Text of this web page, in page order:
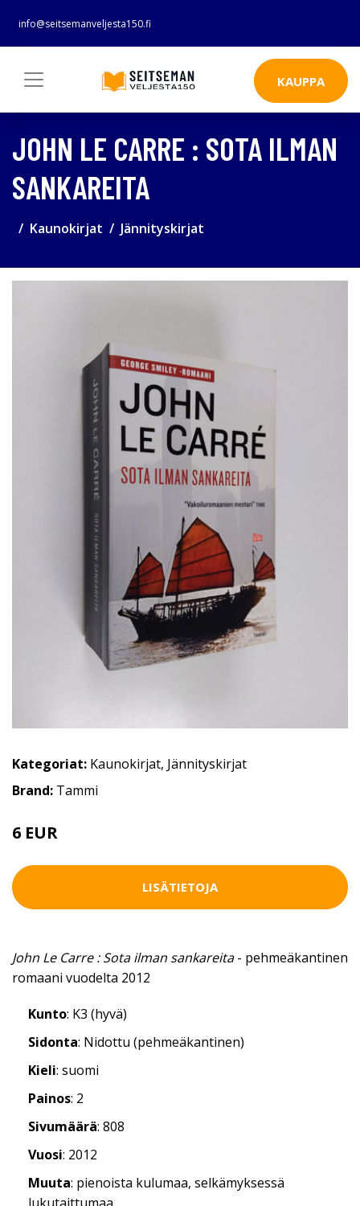
info@seitsemanveljesta150.fi
KAUPPA
JOHN LE CARRE : SOTA ILMAN
SANKAREITA
Kaunokirjat Jännityskirjat
Kategoriat: Kaunokirjat, Jännityskirjat
Brand: Tammi
6 EUR
LISÄTIETOJA
John Le Carre : Sota ilman sankareita- pehmeäkantinen
romaani vuodelta 2012
Kunto: K3 (hyvä)
Sidonta: Nidottu (pehmeäkantinen)
Kieli: suomi
Painos: 2
Sivumäärä: 808
Vuosi: 2012
Muuta: pienoista kulumaa, selkämyksessä